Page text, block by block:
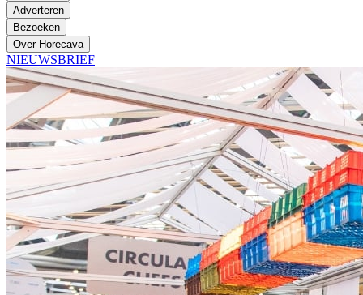
Adverteren
Bezoeken
Over Horecava
NIEUWSBRIEF